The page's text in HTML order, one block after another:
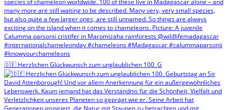
🇩🇪 Herzlichen Glückwunsch zum unglaublichen 100. G